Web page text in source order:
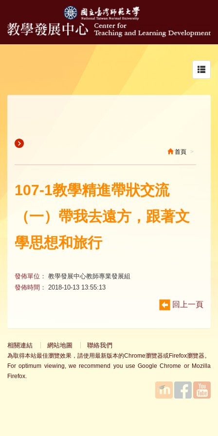
首頁
107-1教學精進帶狀交流
（一）帶我去遠方，跟著文
學思想和旅行
發佈單位： 教學發展中心教師專業發展組
發佈時間：
2018-10-13 13:55:13
回上一頁
相關連結 網站地圖 聯絡我們
為取得本站最佳瀏覽效果，請使用最新版本的Chrome瀏覽器或Firefox瀏覽器。
For optimum viewing, we recommend you use Google Chrome or Mozilla
Firefox.